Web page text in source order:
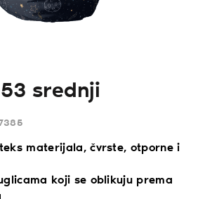
srednji
materijala, čvrste, otporne i
koji se oblikuju prema